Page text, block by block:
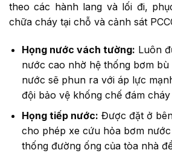
theo các hành lang và lối đi,
chữa cháy tại chỗ và cảnh sát
Họng nước vách tường: Luôn
nước cao nhờ hệ thống bơm bù
nước sẽ phun ra với áp lực
đội bảo vệ khống chế đám
Họng tiếp nước: Được đặt ở
cho phép xe cứu hỏa bơm
thống đường ống của tòa nhà